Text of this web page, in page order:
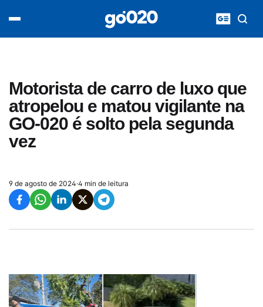
Motorista de carro de luxo que
atropelou e matou vigilante na
GO-020 é solto pela segunda
vez
9 de agosto de 2024·4 min de leitura
acontece agora
entretenimento
vídeos
pod020